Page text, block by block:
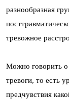
разнообразная
тревожное
Можно говорить о
тревоги, то есть
предчувствия